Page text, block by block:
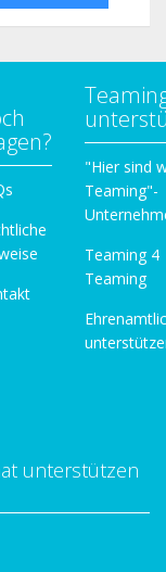
"Hier sind
Teaming"-
Teaming 4
Teaming
unterstützen